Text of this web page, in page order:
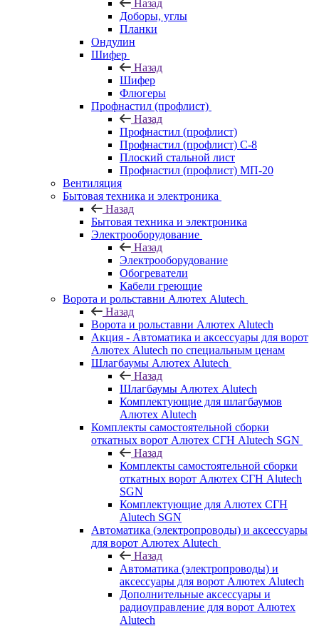
Назад
Доборы, углы
Планки
Ондулин
Шифер
Назад
Шифер
Флюгеры
Профнастил (профлист)
Назад
Профнастил (профлист)
Профнастил (профлист) С-8
Плоский стальной лист
Профнастил (профлист) МП-20
Вентиляция
Бытовая техника и электроника
Назад
Бытовая техника и электроника
Электрооборудование
Назад
Электрооборудование
Обогреватели
Кабели греющие
Ворота и рольставни Алютех Alutech
Назад
Ворота и рольставни Алютех Alutech
Акция - Автоматика и аксессуары для ворот
Алютех Alutech по специальным ценам
Шлагбаумы Алютех Alutech
Назад
Шлагбаумы Алютех Alutech
Комплектующие для шлагбаумов
Алютех Alutech
Комплекты самостоятельной сборки
откатных ворот Алютех СГН Alutech SGN
Назад
Комплекты самостоятельной сборки
откатных ворот Алютех СГН Alutech
SGN
Комплектующие для Алютех СГН
Alutech SGN
Автоматика (электропроводы) и аксессуары
для ворот Алютех Alutech
Назад
Автоматика (электропроводы) и
аксессуары для ворот Алютех Alutech
Дополнительные аксессуары и
радиоуправление для ворот Алютех
Alutech